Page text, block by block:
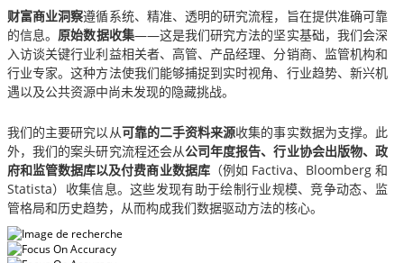
财富商业洞察遵循系统、精准、透明的研究流程，旨在提供准确可靠
的信息。 原始数据收集——这是我们研究方法的坚实基础，我们会深
入访谈关键行业利益相关者、高管、产品经理、分销商、监管机构和
行业专家。这种方法使我们能够捕捉到实时视角、行业趋势、新兴机
遇以及公共资源中尚未发现的隐藏挑战。
我们的主要研究以从可靠的二手资料来源收集的事实数据为支撑。此
外，我们的案头研究流程还会从公司年度报告、行业协会出版物、政
府和监管数据库以及付费商业数据库（例如 Factiva、Bloomberg 和
Statista）收集信息。这些发现有助于绘制行业规模、竞争动态、监
管格局和历史趋势，从而构成我们数据驱动方法的核心。